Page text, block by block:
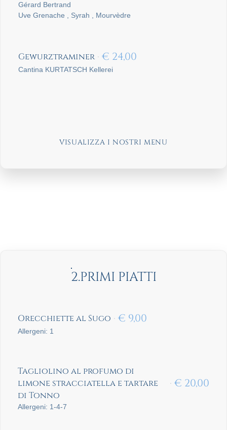
Gérard Bertrand
Uve Grenache , Syrah , Mourvèdre
Gewurztraminer € 24,00
Cantina KURTATSCH Kellerei
VISUALIZZA I NOSTRI MENU
2.PRIMI PIATTI
Orecchiette al Sugo € 9,00
Allergeni: 1
Tagliolino al profumo di
limone stracciatella e tartare
di Tonno
€ 20,00
Allergeni: 1-4-7